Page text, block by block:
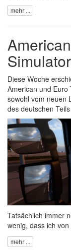
mehr ...
Diese Woche
American und Euro
sowohl vom neuen
des deutschen
Tatsächlich immer
wenig, dass ich
mehr ...